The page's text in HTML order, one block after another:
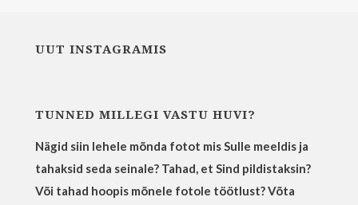
UUT INSTAGRAMIS
TUNNED MILLEGI VASTU HUVI?
Nägid siin lehele mõnda fotot mis Sulle meeldis ja
tahaksid seda seinale? Tahad, et Sind pildistaksin?
Või tahad hoopis mõnele fotole töötlust? Võta